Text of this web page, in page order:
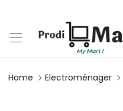
Home Electroménager